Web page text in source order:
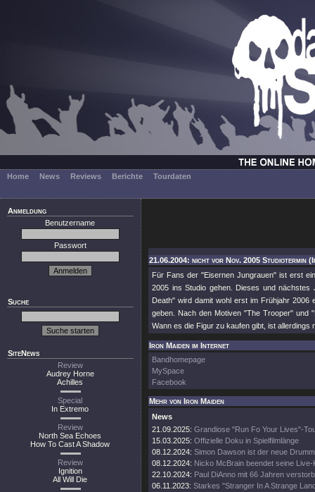
Home News Reviews Berichte Tourdaten
Anmeldung
Benutzername
Passwort
Suche
SiteNews
Review
Audrey Horne
Achilles
Special
In Extremo
Review
North Sea Echoes
How To Cast A Shadow
Review
Ignition
All Will Die
21.06.2004: nicht vor Nov. 2005 Studiotermin
Für Fans der "Eisernen Jungrauen" ist erst
2005 ins Studio gehen. Dieses und
Death" wird damit wohl erst im Frühjahr
geben. Nach den Motiven "The Trooper" und
Wann es die Figur zu kaufen gibt, ist allerdings
Iron Maiden im Internet
Bandhomepage
MySpace
Facebook
Mehr von Iron Maiden
News
21.09.2025: Grandiose "Run Fo Your Lives"-
15.03.2025: Offizielle Doku in Spielfilmlänge
08.12.2024: Simon Dawson ist der neue
08.12.2024: Nicko McBrain beendet seine Live-
22.10.2024: Paul DiAnno mit 66 Jahren
06.11.2023: Starkes "Stranger In A Strange